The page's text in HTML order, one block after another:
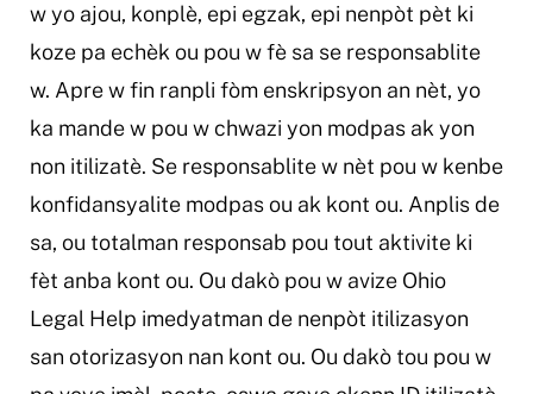
w yo ajou, konplè, epi egzak, epi nenpòt pèt ki
koze pa echèk ou pou w fè sa se responsablite
w. Apre w fin ranpli fòm enskripsyon an nèt, yo
ka mande w pou w chwazi yon modpas ak yon
non itilizatè. Se responsablite w nèt pou w kenbe
konfidansyalite modpas ou ak kont ou. Anplis de
sa, ou totalman responsab pou tout aktivite ki
fèt anba kont ou. Ou dakò pou w avize Ohio
Legal Help imedyatman de nenpòt itilizasyon
san otorizasyon nan kont ou. Ou dakò tou pou w